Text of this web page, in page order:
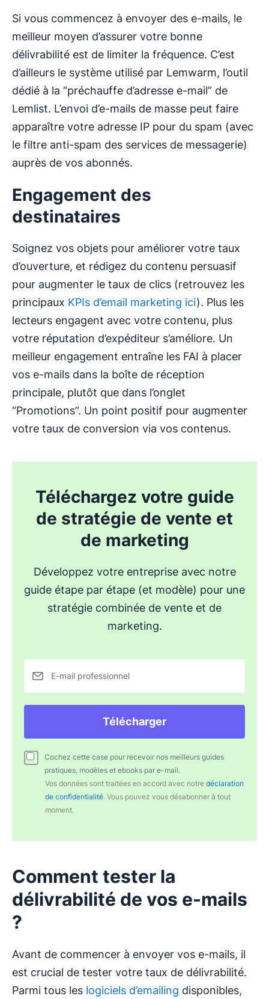
Si vous commencez à envoyer des e-mails, le
meilleur moyen d’assurer votre bonne
délivrabilité est de limiter la fréquence. C’est
d’ailleurs le système utilisé par Lemwarm, l’outil
dédié à la “préchauffe d’adresse e-mail” de
Lemlist. L’envoi d’e-mails de masse peut faire
apparaître votre adresse IP pour du spam (avec
le filtre anti-spam des services de messagerie)
auprès de vos abonnés.
Engagement des
destinataires
Soignez vos objets pour améliorer votre taux
d’ouverture, et rédigez du contenu persuasif
pour augmenter le taux de clics (retrouvez les
principaux KPIs d’email marketing ici). Plus les
lecteurs engagent avec votre contenu, plus
votre réputation d’expéditeur s’améliore. Un
meilleur engagement entraîne les FAI à placer
vos e-mails dans la boîte de réception
principale, plutôt que dans l’onglet
“Promotions”. Un point positif pour augmenter
votre taux de conversion via vos contenus.
Téléchargez votre guide
de stratégie de vente et
de marketing
Développez votre entreprise avec notre
guide étape par étape (et modèle) pour une
stratégie combinée de vente et de
marketing.
E-mail professionnel
Télécharger
Cochez cette case pour recevoir nos meilleurs guides
pratiques, modèles et ebooks par e-mail.
Vos données sont traitées en accord avec notre déclaration
de confidentialité. Vous pouvez vous désabonner à tout
moment.
Comment tester la
délivrabilité de vos e-mails
?
Avant de commencer à envoyer vos e-mails, il
est crucial de tester votre taux de délivrabilité.
Parmi tous les logiciels d’emailing disponibles,